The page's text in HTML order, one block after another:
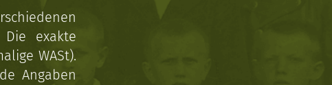
exakte
WASt).
Angaben